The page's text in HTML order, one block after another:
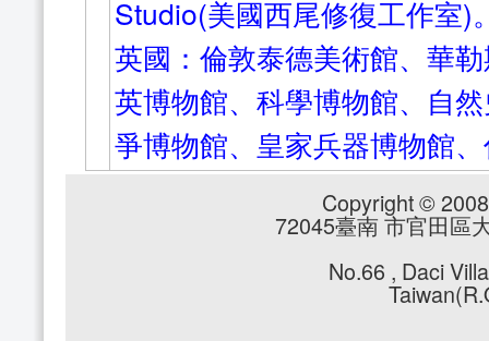
Studio(美國西尾修復工作室)
英國：倫敦泰德美術館、華
英博物館、科學博物館、自
爭博物館、皇家兵器博物館
Copyright ©
72045臺南 市官田區
No.66 , Daci